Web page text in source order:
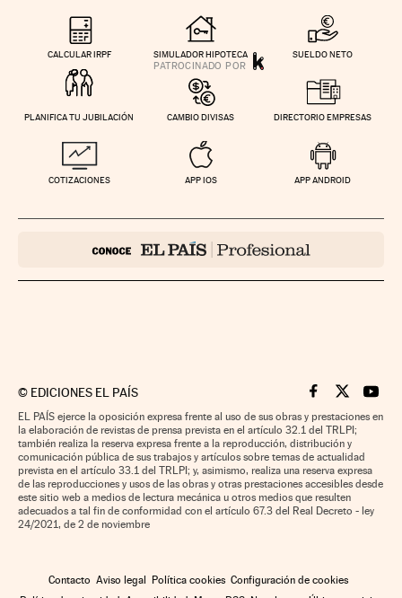
CALCULAR IRPF SIMULADOR HIPOTECA SUELDO NETO
PLANIFICA TU JUBILACIÓN CAMBIO DIVISAS DIRECTORIO EMPRESAS
COTIZACIONES APP IOS APP ANDROID
© EDICIONES EL PAÍS Cinco Días en
Cinco Días
Cinco
EL PAÍS ejerce la oposición expresa frente al uso de sus obras y prestaciones en
la elaboración de revistas de prensa prevista en el artículo 32.1 del TRLPI;
también realiza la reserva expresa frente a la reproducción, distribución y
comunicación pública de sus trabajos y artículos sobre temas de actualidad
prevista en el artículo 33.1 del TRLPI; y, asimismo, realiza una reserva expresa
de las reproducciones y usos de las obras y otras prestaciones accesibles desde
este sitio web a medios de lectura mecánica u otros medios que resulten
adecuados a tal fin de conformidad con el artículo 67.3 del Real Decreto - ley
24/2021, de 2 de noviembre
Contacto Aviso legal Política cookies Configuración de cookies